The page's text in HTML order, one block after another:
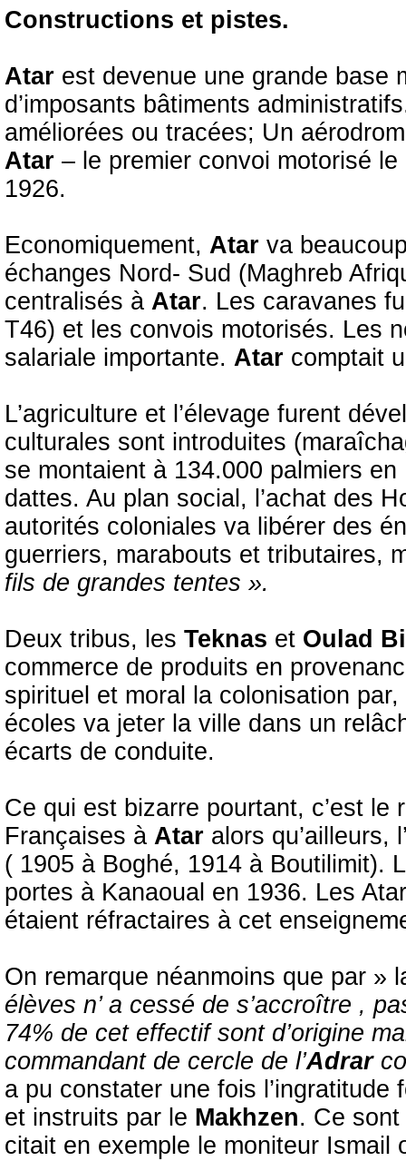
Constructions et pistes.
Atar est devenue une grande base
d’imposants bâtiments
améliorées ou tracées; Un
Atar – le premier convoi motorisé
1926.
Economiquement, Atar va
échanges Nord- Sud (Maghreb
centralisés à Atar. Les caravanes
T46) et les convois motorisés. Les
salariale importante. Atar comptait
L’agriculture et l’élevage furent
culturales sont introduites
se montaient à 134.000 palmiers
dattes. Au plan social, l’achat des
autorités coloniales va libérer des
guerriers, marabouts et tributaires,
fils de grandes tentes ».
Deux tribus, les Teknas et Oulad
commerce de produits en
spirituel et moral la colonisation
écoles va jeter la ville dans un
écarts de conduite.
Ce qui est bizarre pourtant, c’est le
Françaises à Atar alors qu’ailleurs,
( 1905 à Boghé, 1914 à Boutilimit).
portes à Kanaoual en 1936. Les
étaient réfractaires à cet
On remarque néanmoins que par »
élèves n’ a cessé de s’accroître ,
74% de cet effectif sont d’origine
commandant de cercle de l’Adrar
a pu constater une fois
et instruits par le Makhzen. Ce
citait en exemple le moniteur Ismail